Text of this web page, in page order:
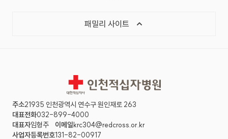
패밀리 사이트
인천적십자병원
주소21935 인천광역시 연수구 원인재로 263
대표전화032-899-4000
대표자임형주 이메일krc304@redcross.or.kr
사업자등록번호131-82-00917